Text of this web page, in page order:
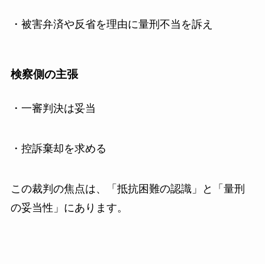
・被害弁済や反省を理由に量刑不当を訴え
検察側の主張
・一審判決は妥当
・控訴棄却を求める
この裁判の焦点は、「抵抗困難の認識」と「量刑
の妥当性」にあります。